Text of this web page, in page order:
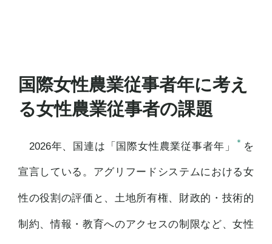
国際女性農業従事者年に考え
る女性農業従事者の課題
2026年、国連は「国際女性農業従事者年」 ＊ を
宣言している。アグリフードシステムにおける女
性の役割の評価と、土地所有権、財政的・技術的
制約、情報・教育へのアクセスの制限など、女性